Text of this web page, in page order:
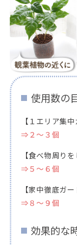
使用数の
【１エリア集
⇒２～３個
【食べ物周り
⇒５～６個
【家中徹底ガ
⇒８～９個
効果的な